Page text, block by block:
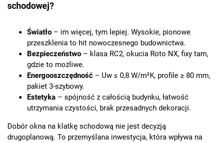
schodowej?
Światło – im więcej, tym lepiej. Wysokie, pionowe
przeszklenia to hit nowoczesnego budownictwa.
Bezpieczeństwo – klasa RC2, okucia Roto NX, fixy tam,
gdzie to możliwe.
Energooszczędność – Uw ≤ 0,8 W/m²K, profile ≥ 80 mm,
pakiet 3-szybowy.
Estetyka – spójność z całością budynku, łatwość
utrzymania czystości, brak przesadnych dekoracji.
Dobór okna na klatkę schodową nie jest decyzją
drugoplanową. To przemyślana inwestycja, która wpływa na